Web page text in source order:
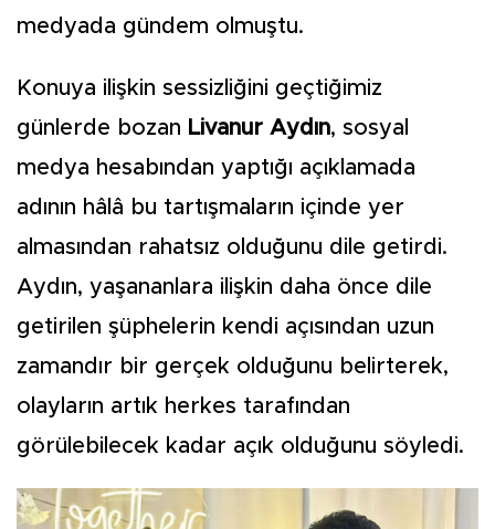
medyada gündem olmuştu.
Konuya ilişkin sessizliğini geçtiğimiz
günlerde bozan Livanur Aydın, sosyal
medya hesabından yaptığı açıklamada
adının hâlâ bu tartışmaların içinde yer
almasından rahatsız olduğunu dile getirdi.
Aydın, yaşananlara ilişkin daha önce dile
getirilen şüphelerin kendi açısından uzun
zamandır bir gerçek olduğunu belirterek,
olayların artık herkes tarafından
görülebilecek kadar açık olduğunu söyledi.